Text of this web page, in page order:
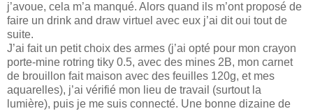
j’avoue, cela m’a manqué. Alors quand ils m’ont proposé de
faire un drink and draw virtuel avec eux j’ai dit oui tout de
suite.
J’ai fait un petit choix des armes (j’ai opté pour mon crayon
porte-mine rotring tiky 0.5, avec des mines 2B, mon carnet
de brouillon fait maison avec des feuilles 120g, et mes
aquarelles), j’ai vérifié mon lieu de travail (surtout la
lumière), puis je me suis connecté. Une bonne dizaine de